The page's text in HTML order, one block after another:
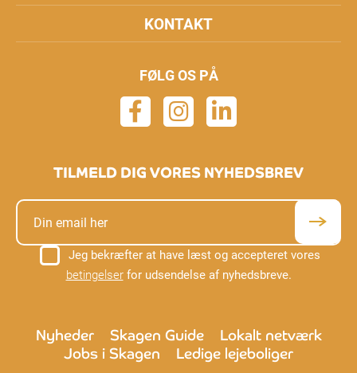
KONTAKT
FØLG OS PÅ
TILMELD DIG VORES NYHEDSBREV
Jeg bekræfter at have læst og accepteret vores
betingelserfor udsendelse af nyhedsbreve.
Nyheder Skagen Guide
Lokalt netværk
Jobs i Skagen
Ledige lejeboliger